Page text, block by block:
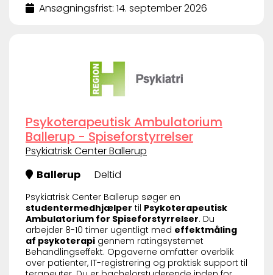
Ansøgningsfrist: 14. september 2026
Psykoterapeutisk Ambulatorium
Ballerup - Spiseforstyrrelser
Psykiatrisk Center Ballerup
Ballerup
Deltid
Psykiatrisk Center Ballerup søger en
studentermedhjælper til Psykoterapeutisk
Ambulatorium for Spiseforstyrrelser. Du
arbejder 8-10 timer ugentligt med effektmåling
af psykoterapi gennem ratingsystemet
Behandlingseffekt. Opgaverne omfatter overblik
over patienter, IT-registrering og praktisk support til